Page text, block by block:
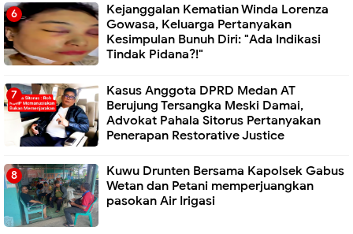
Kejanggalan Kematian Winda Lorenza
Gowasa, Keluarga Pertanyakan
Kesimpulan Bunuh Diri: "Ada Indikasi
Tindak Pidana?!"
Kasus Anggota DPRD Medan AT
Berujung Tersangka Meski Damai,
Advokat Pahala Sitorus Pertanyakan
Penerapan Restorative Justice
Kuwu Drunten Bersama Kapolsek Gabus
Wetan dan Petani memperjuangkan
pasokan Air Irigasi